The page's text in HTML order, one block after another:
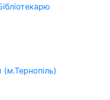
(м.Тернопіль)